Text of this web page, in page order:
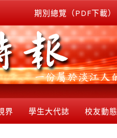
期別總覽（PDF下載）
界 學生大代誌 校友動態